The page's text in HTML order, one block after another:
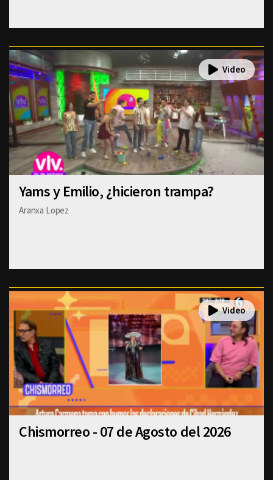
Yams y Emilio, ¿hicieron trampa?
Aranxa Lopez
Chismorreo - 07 de Agosto del 2026